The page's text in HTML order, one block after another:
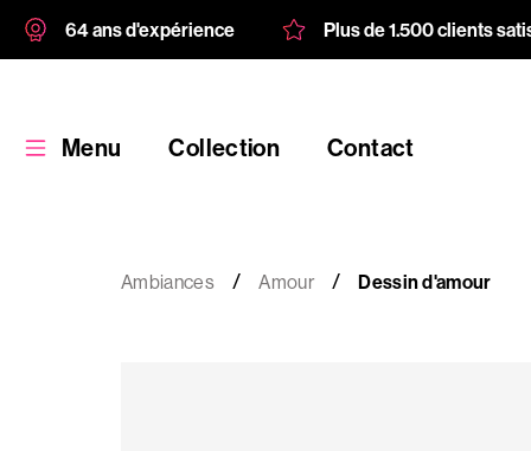
64 ans d'expérience Plus de 1.500 clients
Menu Collection Contact
Ambiances Amour Dessin d'amour